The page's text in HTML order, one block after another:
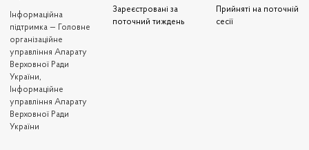
Iнформаційна
підтримка — Головне
організаційне
управління Апарату
Верховної Ради
України,
Інформаційне
управління Апарату
Верховної Ради
України
Зареєстровані за
поточний тиждень
Прийняті на поточній
сесії